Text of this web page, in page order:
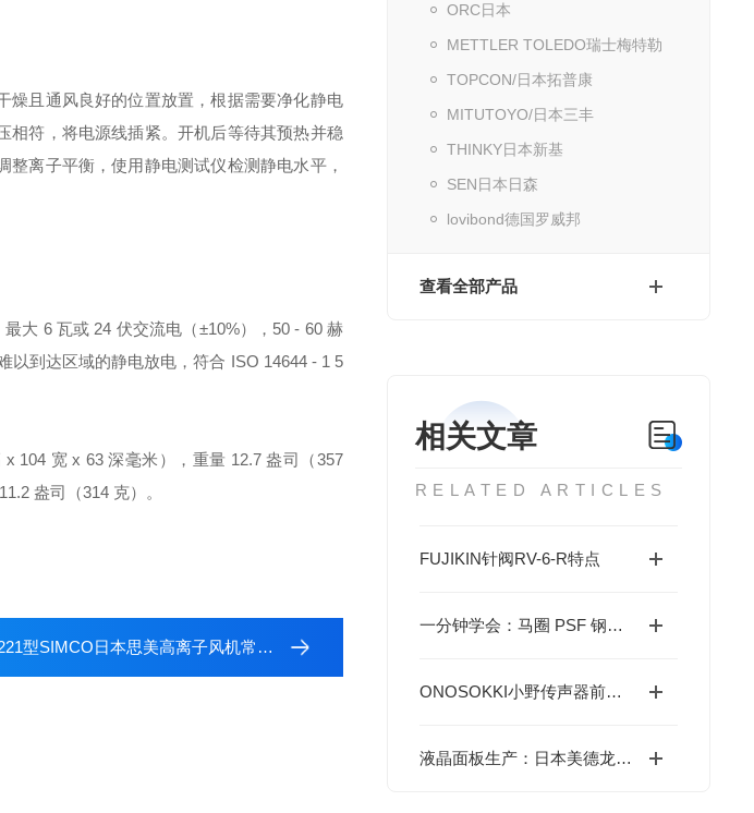
ORC日本
METTLER TOLEDO瑞士梅特勒
TOPCON/日本拓普康
MITUTOYO/日本三丰
THINKY日本新基
SEN日本日森
lovibond德国罗威邦
查看全部产品
相关文章
RELATED ARTICLES
FUJIKIN针阀RV-6-R特点
一分钟学会：马圈 PSF 钢磨轮 E100-6 正确操作使用
ONOSOKKI小野传声器前置放大器MI-3170的特点
液晶面板生产：日本美德龙 GN-BP5MA 开关技术参数手册
燥且通风良好的位置放置，根据需要净化静电
相符，将电源线插紧。开机后等待其预热并稳
离子平衡，使用静电测试仪检测静电水平，
大 6 瓦或 24 伏交流电（±10%），50 - 60 赫
到达区域的静电放电，符合 ISO 14644 - 1 5
104 宽 x 63 深毫米），重量 12.7 盎司（357
盎司（314 克）。
型SIMCO日本思美高离子风机常备库存58221